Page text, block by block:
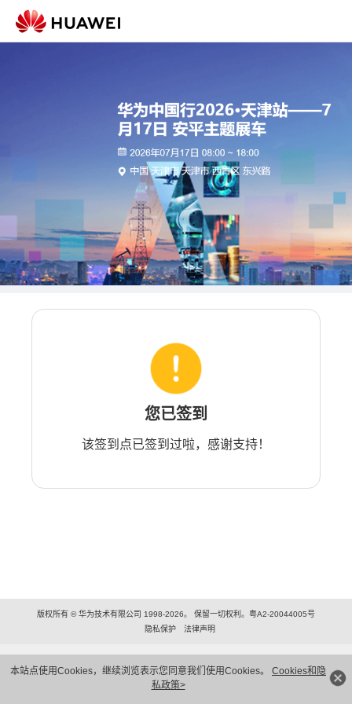
本站点使用Cookies，继续浏览表示您同意我们使用Cookies。 Cookies和隐
私政策>
您已签到
该签到点已签到过啦，感谢支持！
版权所有 © 华为技术有限公司 1998-2026。 保留一切权利。粤A2-20044005号
隐私保护
法律声明